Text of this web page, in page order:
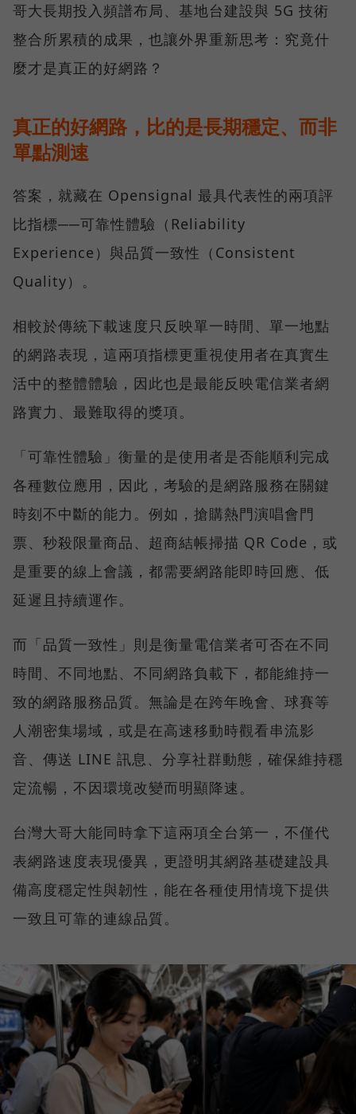
哥大長期投入頻譜布局、基地台建設與 5G 技術
整合所累積的成果，也讓外界重新思考：究竟什
麼才是真正的好網路？
真正的好網路，比的是長期穩定、而非
單點測速
答案，就藏在 Opensignal 最具代表性的兩項評
比指標──可靠性體驗（Reliability
Experience）與品質一致性（Consistent
Quality）。
相較於傳統下載速度只反映單一時間、單一地點
的網路表現，這兩項指標更重視使用者在真實生
活中的整體體驗，因此也是最能反映電信業者網
路實力、最難取得的獎項。
「可靠性體驗」衡量的是使用者是否能順利完成
各種數位應用，因此，考驗的是網路服務在關鍵
時刻不中斷的能力。例如，搶購熱門演唱會門
票、秒殺限量商品、超商結帳掃描 QR Code，或
是重要的線上會議，都需要網路能即時回應、低
延遲且持續運作。
而「品質一致性」則是衡量電信業者可否在不同
時間、不同地點、不同網路負載下，都能維持一
致的網路服務品質。無論是在跨年晚會、球賽等
人潮密集場域，或是在高速移動時觀看串流影
音、傳送 LINE 訊息、分享社群動態，確保維持穩
定流暢，不因環境改變而明顯降速。
台灣大哥大能同時拿下這兩項全台第一，不僅代
表網路速度表現優異，更證明其網路基礎建設具
備高度穩定性與韌性，能在各種使用情境下提供
一致且可靠的連線品質。